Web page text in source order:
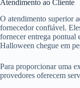
Atendimento ao Cliente
O atendimento superior
fornecedor confiável.
fornecer entrega pontual
Halloween chegue em
Para proporcionar uma
provedores oferecem